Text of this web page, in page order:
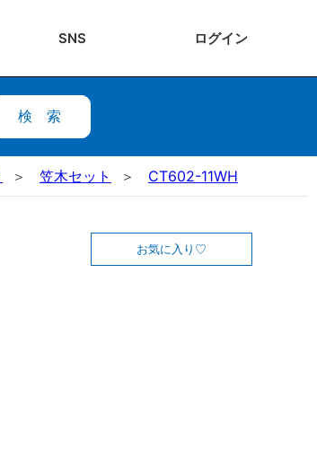
SNS ログイン
検索
笠木セット CT602-11WH
お気に入り